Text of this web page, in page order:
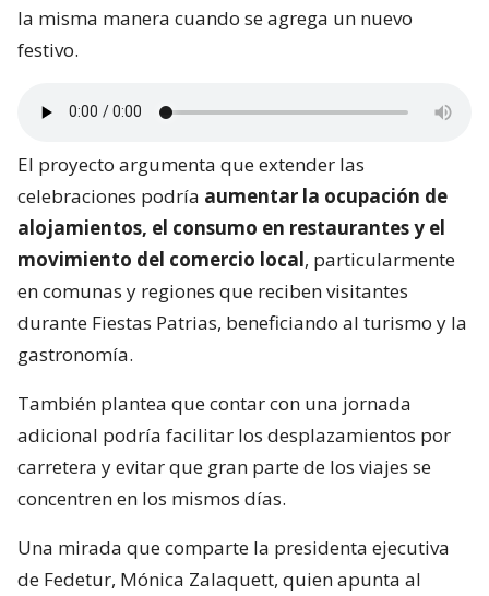
la misma manera cuando se agrega un nuevo
festivo.
El proyecto argumenta que extender las
celebraciones podría aumentar la ocupación de
alojamientos, el consumo en restaurantes y el
movimiento del comercio local, particularmente
en comunas y regiones que reciben visitantes
durante Fiestas Patrias, beneficiando al turismo y la
gastronomía.
También plantea que contar con una jornada
adicional podría facilitar los desplazamientos por
carretera y evitar que gran parte de los viajes se
concentren en los mismos días.
Una mirada que comparte la presidenta ejecutiva
de Fedetur, Mónica Zalaquett, quien apunta al